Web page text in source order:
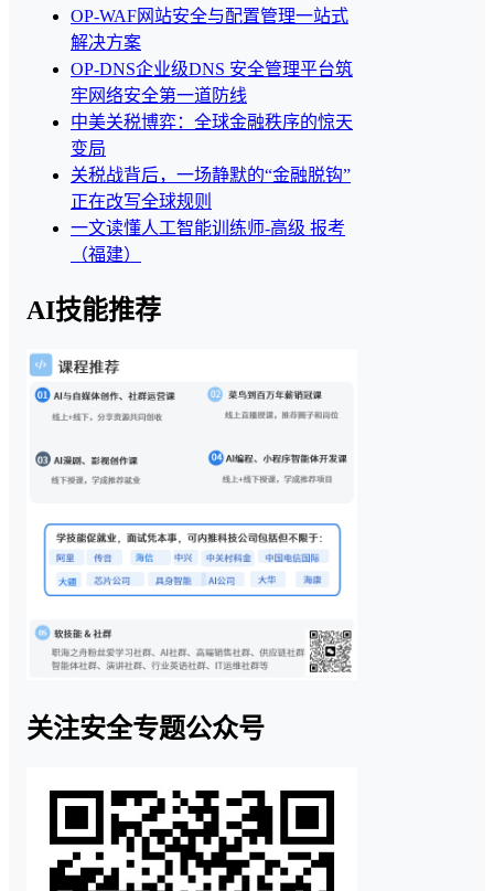
OP-WAF网站安全与配置管理一站式
解决方案
OP-DNS企业级DNS 安全管理平台筑
牢网络安全第一道防线
中美关税博弈：全球金融秩序的惊天
变局
关税战背后，一场静默的“金融脱钩”
正在改写全球规则
一文读懂人工智能训练师-高级 报考
（福建）
AI技能推荐
关注安全专题公众号